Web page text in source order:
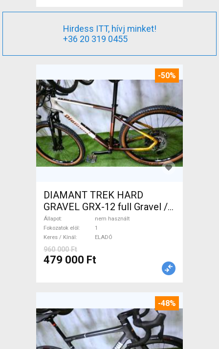
Hirdess ITT, hívj minket!
+36 20 319 0455
-50%
DIAMANT TREK HARD
GRAVEL GRX-12 full Gravel /
CX tárcsafék nem használt
ELADÓ
Állapot
nem használt
Fokozatok elöl
1
Keres / Kínál
ELADÓ
960 000 Ft
479 000 Ft
-48%